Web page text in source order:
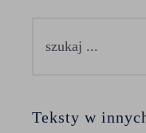
Teksty w